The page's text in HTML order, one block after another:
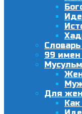
99 имен
Для